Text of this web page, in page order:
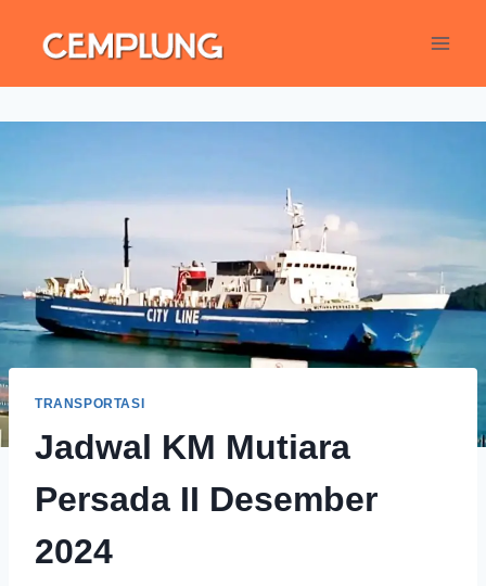
TRANSPORTASI
Jadwal KM Mutiara
Persada II Desember
2024